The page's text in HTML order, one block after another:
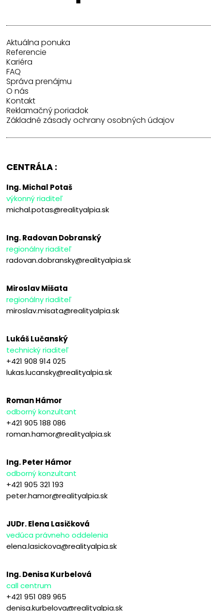
Aktuálna ponuka
Referencie
Kariéra
FAQ
Správa prenájmu
O nás
Kontakt
Reklamačný poriadok
Základné zásady ochrany osobných údajov
CENTRÁLA :
Ing. Michal Potaš
výkonný riaditeľ
michal.potas@realityalpia.sk
Ing. Radovan Dobranský
regionálny riaditeľ
radovan.dobransky@realityalpia.sk
Miroslav Mišata
regionálny riaditeľ
miroslav.misata@realityalpia.sk
Lukáš Lučanský
technický riaditeľ
+421 908 914 025
lukas.lucansky@realityalpia.sk
Roman Hámor
odborný konzultant
+421 905 188 086
roman.hamor@realityalpia.sk
Ing. Peter Hámor
odborný konzultant
+421 905 321 193
peter.hamor@realityalpia.sk
JUDr. Elena Lasičková
vedúca právneho oddelenia
elena.lasickova@realityalpia.sk
Ing. Denisa Kurbelová
call centrum
+421 951 089 965
denisa.kurbelova@realityalpia.sk